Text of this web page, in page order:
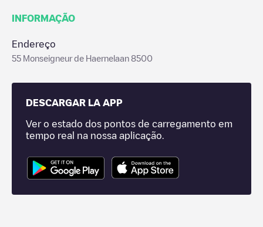
INFORMAÇÃO
Endereço
55 Monseigneur de Haernelaan 8500
DESCARGAR LA APP
Ver o estado dos pontos de carregamento em
tempo real na nossa aplicação.